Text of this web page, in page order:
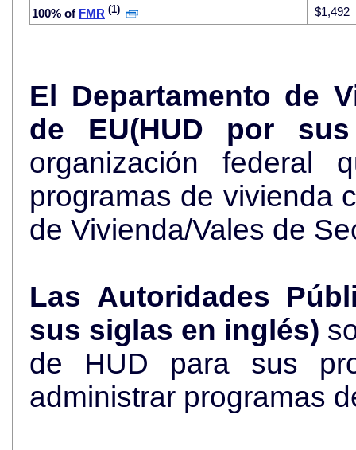
100% of FMR (1) $1,492
El Departamento de
de EU(HUD por
organización federal
programas de vivienda
de Vivienda/Vales de
Las Autoridades
sus siglas en inglés)
de HUD para sus
administrar programas